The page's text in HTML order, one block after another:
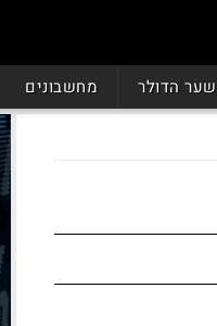
שער הדולר מחשבונים